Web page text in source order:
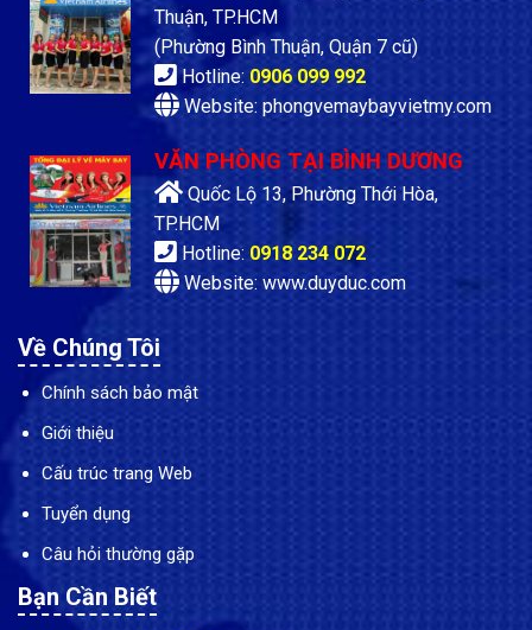
Thuận, TP.HCM
(Phường Bình Thuận, Quận 7 cũ)
Hotline: 0906 099 992
Website: phongvemaybayvietmy.com
VĂN PHÒNG TẠI BÌNH DƯƠNG
Quốc Lộ 13, Phường Thới Hòa,
TP.HCM
Hotline: 0918 234 072
Website: www.duyduc.com
Về Chúng Tôi
Chính sách bảo mật
Giới thiệu
Cấu trúc trang Web
Tuyển dụng
Câu hỏi thường gặp
Bạn Cần Biết